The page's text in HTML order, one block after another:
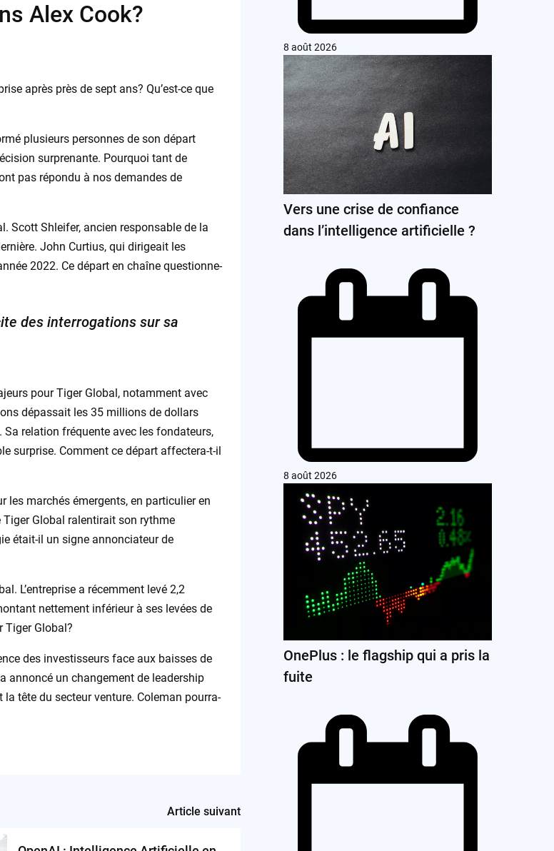
Alex Cook?
après près de sept ans? Qu’est-ce que
plusieurs personnes de son départ
surprenante. Pourquoi tant de
pas répondu à nos demandes de
Scott Shleifer, ancien responsable de la
John Curtius, qui dirigeait les
2022. Ce départ en chaîne questionne-
des interrogations sur sa
pour Tiger Global, notamment avec
dépassait les 35 millions de dollars
relation fréquente avec les fondateurs,
surprise. Comment ce départ affectera-t-il
les marchés émergents, en particulier en
Global ralentirait son rythme
était-il un signe annonciateur de
L’entreprise a récemment levé 2,2
nettement inférieur à ses levées de
Tiger Global?
des investisseurs face aux baisses de
annoncé un changement de leadership
tête du secteur venture. Coleman pourra-
Article suivant
8 août 2026
Vers une crise de confiance
dans l’intelligence artificielle ?
8 août 2026
OnePlus : le flagship qui a pris la
fuite